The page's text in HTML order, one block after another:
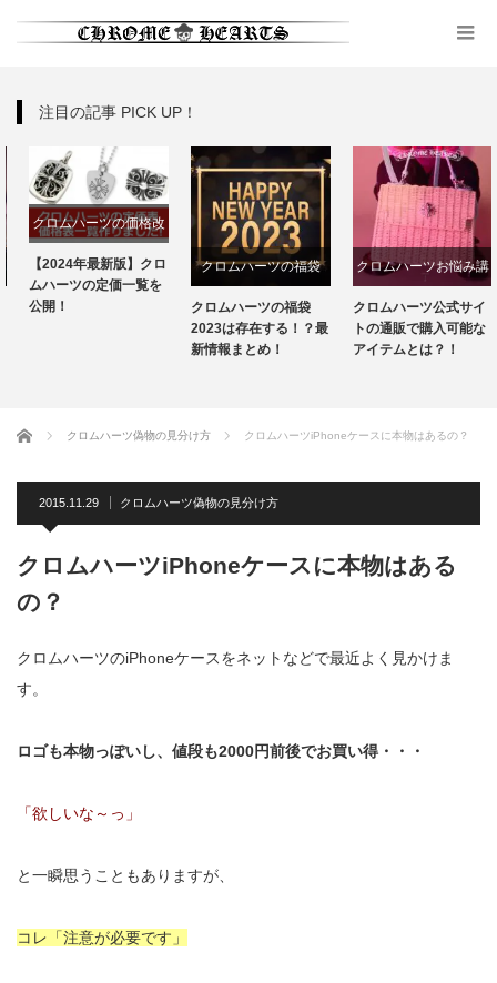
注目の記事 PICK UP！
クロムハーツの価格改
定
【2024年最新版】クロ
ムハーツの定価一覧を
公開！
クロムハーツの福袋
クロムハーツの福袋
2023は存在する！？最
新情報まとめ！
クロムハーツお悩み講
座
クロムハーツ公式サイ
トの通販で購入可能な
アイテムとは？！
ホーム クロムハーツ偽物の見分け方 クロムハーツiPhoneケースに本物はあるの？
2015.11.29 クロムハーツ偽物の見分け方
クロムハーツiPhoneケースに本物はある
の？
クロムハーツのiPhoneケースをネットなどで最近よく見かけま
す。
ロゴも本物っぽいし、値段も2000円前後でお買い得・・・
「欲しいな～っ」
と一瞬思うこともありますが、
コレ「注意が必要です」